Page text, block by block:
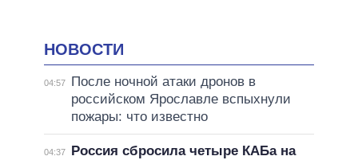
НОВОСТИ
04:57
После ночной атаки дронов в
российском Ярославле вспыхнули
пожары: что известно
04:37
Россия сбросила четыре КАБа на